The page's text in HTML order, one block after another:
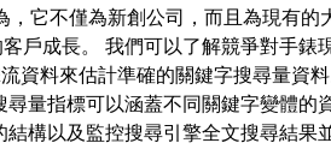
它不僅為新創公司，而且為現有的
戶成長。 我們可以了解競爭對手錶
資料來估計準確的關鍵字搜尋量資
量指標可以涵蓋不同關鍵字變體的
構以及監控搜尋引擎全文搜尋結果